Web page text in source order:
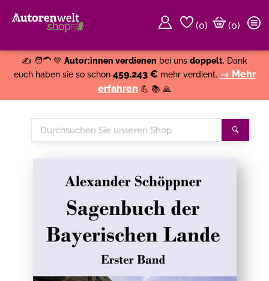
(0)
(0)
✍️ 🧑‍🦱 💚 Autor:innen verdienen bei uns doppelt. Dank
euch haben sie so schon 459.243 € mehr verdient. → Mehr
erfahren 💪 📚 🙏
Durchsuchen
Sie